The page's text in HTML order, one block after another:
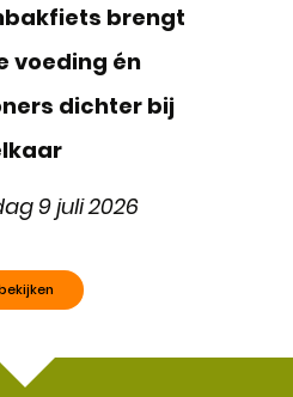
brengt
voeding én
dichter bij
9 juli 2026